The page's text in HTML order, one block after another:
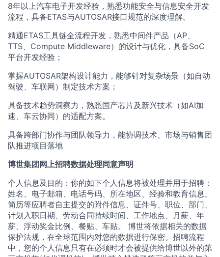
8年以上汽车电子开发经验，熟悉功能安全与信息安全开发
流程，具备ETAS与AUTOSAR接口规范的深度理解。
精通ETAS工具链全流程开发，熟悉中间件产品（AP、
TTS、Compute Middleware）的设计与优化，具备SoC
平台开发经验；
掌握AUTOSAR架构设计能力，能够针对复杂场景（如自动
驾驶、车联网）制定技术方案；
具备技术趋势洞察力，熟悉国产芯片及新兴技术（如AI加
速、车云协同）的适配方案。
具备跨部门协作与团队领导力，能协调技术、市场与销售团
队推进项目落地
博世集团网上招聘数据处理同意声明
个人信息及目的：你的如下个人信息将被处理并用于招聘：
姓名、电子邮箱、电话号码、所在地区、经验和教育信息、
简历等应聘者自主提交的附件信息、证件号、职位、部门、
计划入职日期、劳动合同持续时间、工作地点、月薪、年
薪、浮动奖金比例、餐贴、车贴。 博世将依据相关的数据
保护法规，在全球范围内对您的数据进行保密。招聘流程
中，您的个人信息只有在必须时才会被提供给博世以外的第